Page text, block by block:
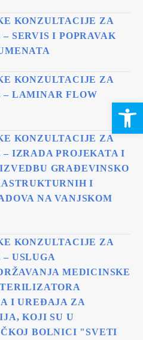
KONZULTACIJE ZA
SERVIS I POPRAVAK
KONZULTACIJE ZA
– LAMINAR FLOW
KONZULTACIJE ZA
IZRADA PROJEKATA I
GRAĐEVINSKO
I
NA VANJSKOM
KONZULTACIJE ZA
USLUGA
MEDICINSKE
I UREĐAJA ZA
KOJI SU U
BOLNICI "SVETI